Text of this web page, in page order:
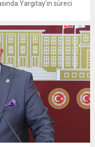
Yargıtay’ın süreci